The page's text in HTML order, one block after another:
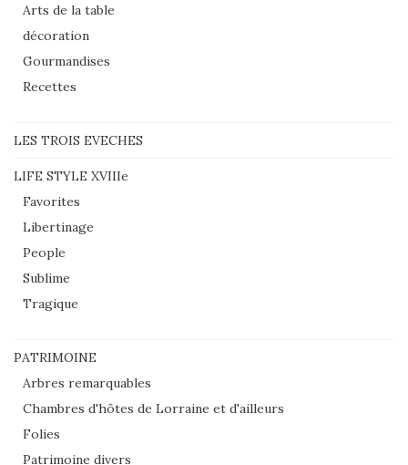
Arts de la table
décoration
Gourmandises
Recettes
LES TROIS EVECHES
LIFE STYLE XVIIIe
Favorites
Libertinage
People
Sublime
Tragique
PATRIMOINE
Arbres remarquables
Chambres d'hôtes de Lorraine et d'ailleurs
Folies
Patrimoine divers